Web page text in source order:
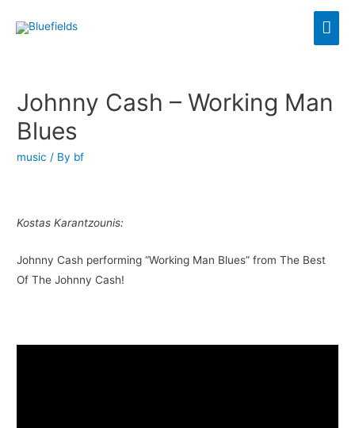
Johnny Cash – Working Man
Blues
music / By bf
Kostas Karantzounis:
Johnny Cash performing “Working Man Blues” from The Best
Of The Johnny Cash!